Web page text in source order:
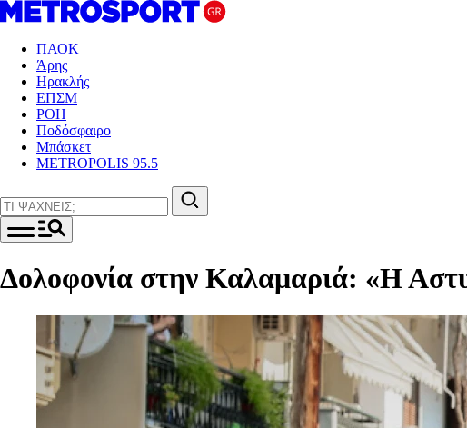
ΠΑΟΚ
Άρης
Ηρακλής
ΕΠΣΜ
ΡΟΗ
Ποδόσφαιρο
Μπάσκετ
METROPOLIS 95.5
Δολοφονία στην Καλαμαριά: «Η